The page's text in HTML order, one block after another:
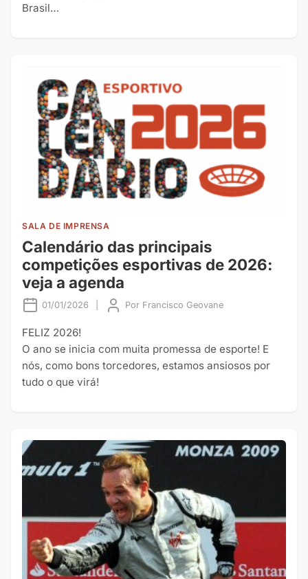
Brasil…
SALA DE IMPRENSA
Calendário das principais
competições esportivas de 2026:
veja a agenda
01/01/2026 Por Francisco Geovane
FELIZ 2026!
O ano se inicia com muita promessa de esporte! E
nós, como bons torcedores, estamos ansiosos por
tudo o que virá!